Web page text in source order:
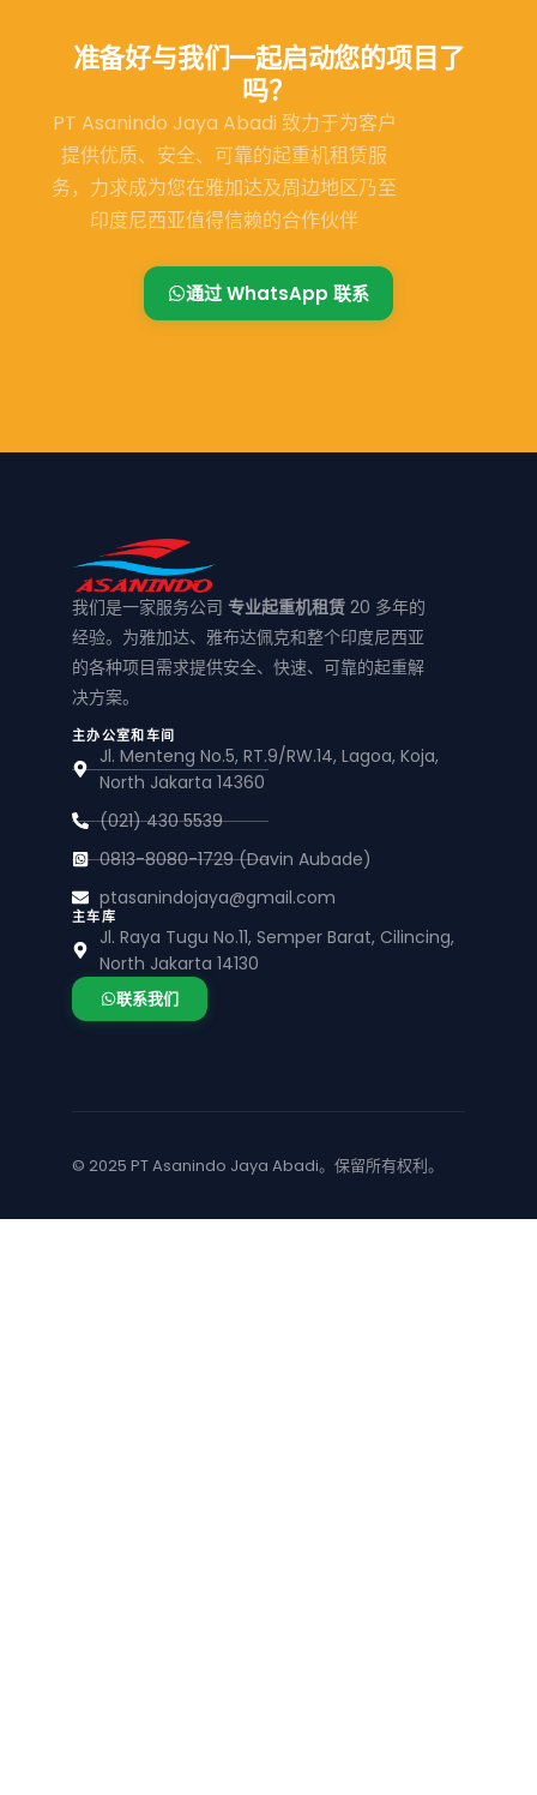
准备好与我们一起启动您的项目了
吗？
PT Asanindo Jaya Abadi 致力于为客户
提供优质、安全、可靠的起重机租赁服
务，力求成为您在雅加达及周边地区乃至
印度尼西亚值得信赖的合作伙伴
通过 WhatsApp 联系
我们是一家服务公司 专业起重机租赁 20 多年的
经验。为雅加达、雅布达佩克和整个印度尼西亚
的各种项目需求提供安全、快速、可靠的起重解
决方案。
主办公室和车间
Jl. Menteng No.5, RT.9/RW.14, Lagoa, Koja,
North Jakarta 14360
(021) 430 5539
0813-8080-1729 (Davin Aubade)
ptasanindojaya@gmail.com
主车库
Jl. Raya Tugu No.11, Semper Barat, Cilincing,
North Jakarta 14130
联系我们
© 2025 PT Asanindo Jaya Abadi。保留所有权利。